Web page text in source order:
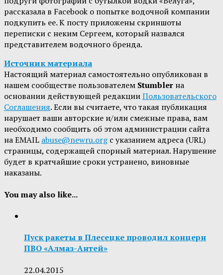
рассказала в Facebook о попытке водочной компании
подкупить ее. К посту приложены скриншоты
переписки с неким Сергеем, который назвался
представителем водочного бренда.
Источник материала
Настоящий материал самостоятельно опубликован в
нашем сообществе пользователем Stumbler на
основании действующей редакцииПользовательского
Соглашения. Если вы считаете, что такая публикация
нарушает ваши авторские и/или смежные права, вам
необходимо сообщить об этом администрации сайта
на EMAIL abuse@newru.orgс указанием адреса (URL)
страницы, содержащей спорный материал. Нарушение
будет в кратчайшие сроки устранено, виновные
наказаны.
You may also like...
Пуск ракеты в Плесецке проводил концерн
ПВО «Алмаз-Антей»
22.04.2015